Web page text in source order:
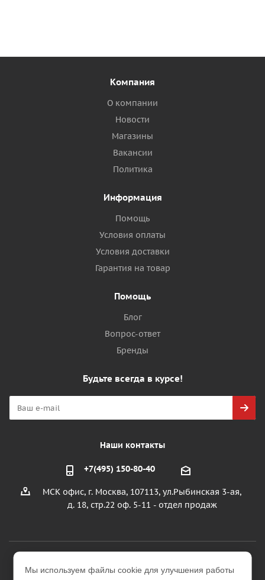
Компания
О компании
Новости
Магазины
Вакансии
Политика
Информация
Помощь
Условия оплаты
Условия доставки
Гарантия на товар
Помощь
Блог
Вопрос-ответ
Бренды
Будьте всегда в курсе!
Наши контакты
+7(495) 150-80-40
МСК офис, г. Москва, 107113, ул.Рыбинская 3-ая,
д. 18, стр.22 оф. 5-11 - отдел продаж
2026 © ООО "УралИнтерьер"
Мы используем файлы cookie для улучшения работы